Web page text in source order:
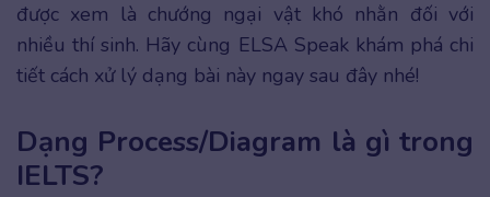
được xem là chướng ngại vật khó nhằn đối với
nhiều thí sinh. Hãy cùng ELSA Speak khám phá chi
tiết cách xử lý dạng bài này ngay sau đây nhé!
Dạng Process/Diagram là gì trong
IELTS?